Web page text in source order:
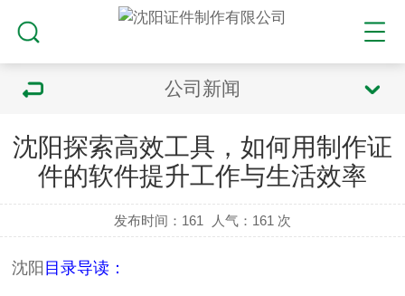
公司新闻
沈阳探索高效工具，如何用制作证
件的软件提升工作与生活效率
发布时间：161 人气： 161 次
沈阳 目录导读：